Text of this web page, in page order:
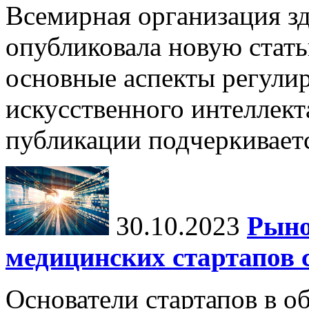
Всемирная организация
опубликовала новую
основные аспекты
искусственного
публикации
30.10.2023
медицинских стартапов
Основатели стартапов в